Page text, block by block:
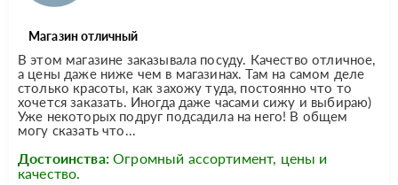
Магазин отличный
В этом магазине заказывала посуду. Качество отличное,
а цены даже ниже чем в магазинах. Там на самом деле
столько красоты, как захожу туда, постоянно что то
хочется заказать. Иногда даже часами сижу и выбираю)
Уже некоторых подруг подсадила на него! В общем
могу сказать что...
Достоинства: Огромный ассортимент, цены и
качество.